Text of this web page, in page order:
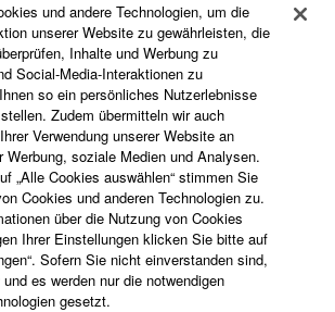
und andere Technologien, um die
unserer Website zu gewährleisten, die
Inhalte und Werbung zu
Social-Media-Interaktionen zu
so ein persönliches Nutzerlebnisse
Zudem übermitteln wir auch
Verwendung unserer Website an
Werbung, soziale Medien und Analysen.
„Alle Cookies auswählen“ stimmen Sie
Cookies und anderen Technologien zu.
über die Nutzung von Cookies
Ihrer Einstellungen klicken Sie bitte auf
Sofern Sie nicht einverstanden sind,
und es werden nur die notwendigen
gesetzt.